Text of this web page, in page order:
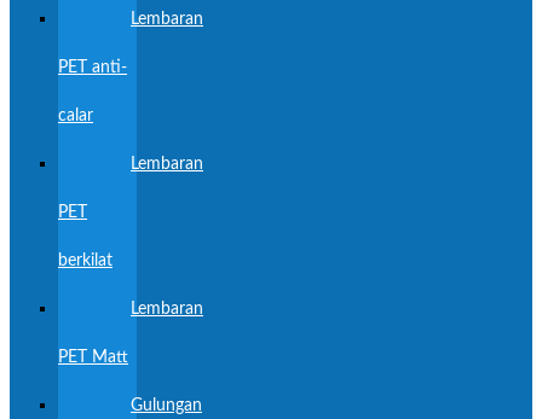
Lembaran
PET anti-
calar
Lembaran
PET
berkilat
Lembaran
PET Matt
Gulungan